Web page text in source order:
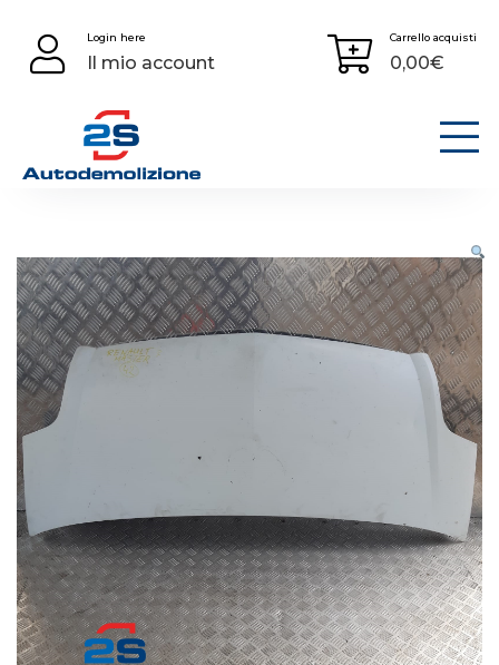
content
Login here
Il mio account
Carrello acquisti
0,00€